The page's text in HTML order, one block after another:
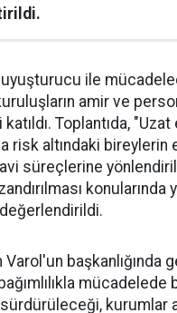
uyuşturucu ile
amir ve
Toplantıda,
risk altındaki bireylerin
süreçlerine
Varol'un başkanlığında
sürdürüleceği, kurumlar